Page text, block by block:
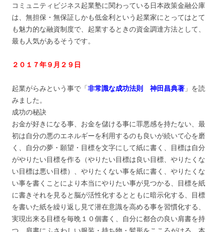
コミュニティビジネス起業塾に関わっている日本政策金融公庫
は、無担保・無保証しかも低金利という起業家にとってはとて
も魅力的な融資制度で、起業するときの資金調達方法として、
最も人気があるそうです。
２０１７年９月２９日
起業がらみという事で「非常識な成功法則 神田昌典著 」を読
みました。
成功の秘訣
お金が好きになる事、お金を儲ける事に罪悪感を持たない、最
初は自分の悪のエネルギーを利用するのも良いが続いて心を磨
く、自分の夢・願望・目標を文字にして紙に書く、目標は自分
がやりたい目標を作る（やりたい目標は良い目標、やりたくな
い目標は悪い目標）、やりたくない事を紙に書く、やりたくな
い事を書くことにより本当にやりたい事が見つかる、目標を紙
に書きそれを見ると脳が活性化するとともに暗示化する、目標
を書いた紙を繰り返し見て潜在意識を高める事を習慣化する、
実現出来る目標を毎晩１０個書く、自分に都合の良い肩書を持